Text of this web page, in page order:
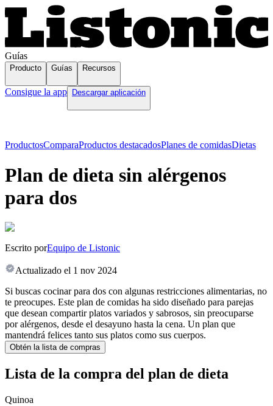
Guías
Producto Guías Recursos
Consigue la app Descargar aplicación
ProductosComparaProductos destacadosPlanes de comidasDietas
Plan de dieta sin alérgenos
para dos
Escrito porEquipo de Listonic
Actualizado el 1 nov 2024
Si buscas cocinar para dos con algunas restricciones alimentarias, no
te preocupes. Este plan de comidas ha sido diseñado para parejas
que desean compartir platos variados y sabrosos, sin preocuparse
por alérgenos, desde el desayuno hasta la cena. Un plan que
mantendrá felices tanto sus platos como sus cuerpos.
Obtén la lista de compras
Lista de la compra del plan de dieta
Quinoa